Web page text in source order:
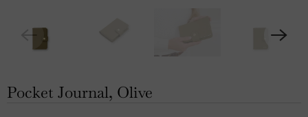
Pocket Journal, Olive